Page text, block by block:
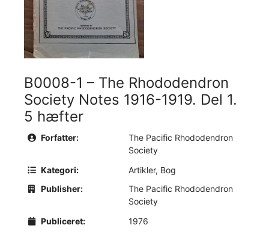
B0008-1 – The Rhododendron
Society Notes 1916-1919. Del 1.
5 hæfter
Forfatter:
The Pacific Rhododendron
Society
Kategori:
Artikler, Bog
Publisher:
The Pacific Rhododendron
Society
Publiceret:
1976